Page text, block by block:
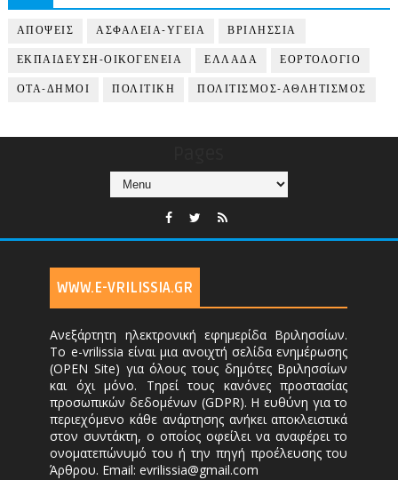
ΑΠΟΨΕΙΣ ΑΣΦΑΛΕΙΑ-ΥΓΕΙΑ ΒΡΙΛΗΣΣΙΑ
ΕΚΠΑΙΔΕΥΣΗ-ΟΙΚΟΓΕΝΕΙΑ ΕΛΛΑΔΑ ΕΟΡΤΟΛΟΓΙΟ
ΟΤΑ-ΔΗΜΟΙ ΠΟΛΙΤΙΚΗ ΠΟΛΙΤΙΣΜΟΣ-ΑΘΛΗΤΙΣΜΟΣ
WWW.E-VRILISSIA.GR
Ανεξάρτητη ηλεκτρονική εφημερίδα Βριλησσίων.
Το e-vrilissia είναι μια ανοιχτή σελίδα ενημέρωσης
(OPEN Site) για όλους τους δημότες Βριλησσίων
και όχι μόνο. Τηρεί τους κανόνες προστασίας
προσωπικών δεδομένων (GDPR). Η ευθύνη για το
περιεχόμενο κάθε ανάρτησης ανήκει αποκλειστικά
στον συντάκτη, ο οποίος οφείλει να αναφέρει το
ονοματεπώνυμό του ή την πηγή προέλευσης του
Άρθρου. Email: evrilissia@gmail.com